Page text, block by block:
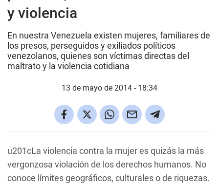
y violencia
En nuestra Venezuela existen mujeres, familiares de
los presos, perseguidos y exiliados políticos
venezolanos, quienes son víctimas directas del
maltrato y la violencia cotidiana
13 de mayo de 2014 - 18:34
u201cLa violencia contra la mujer es quizás la más
vergonzosa violación de los derechos humanos. No
conoce límites geográficos, culturales o de riquezas.